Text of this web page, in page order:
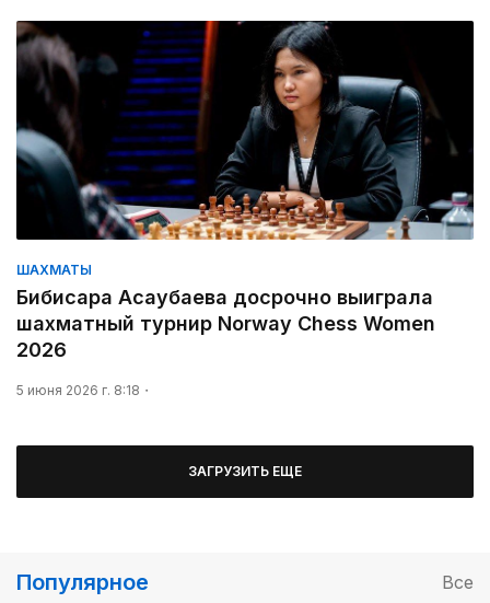
ШАХМАТЫ
Бибисара Асаубаева досрочно выиграла
шахматный турнир Norway Chess Women
2026
5 июня 2026 г. 8:18
ЗАГРУЗИТЬ ЕЩЕ
Популярное Все